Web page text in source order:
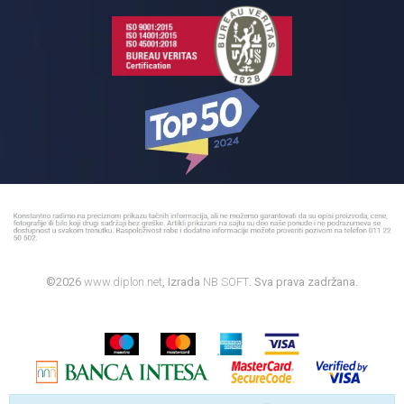
©2026 www.diplon.net , Izrada NB SOFT . Sva prava zadržana.